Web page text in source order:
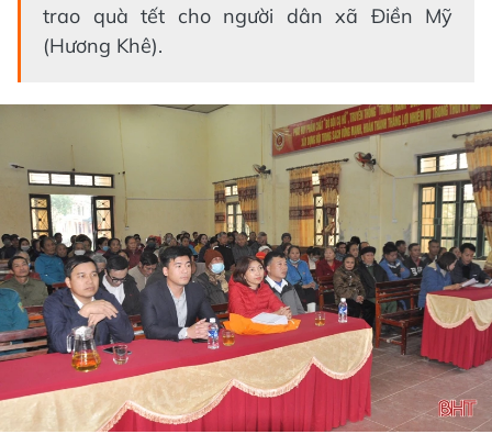
trao quà tết cho người dân xã Điền Mỹ
(Hương Khê).